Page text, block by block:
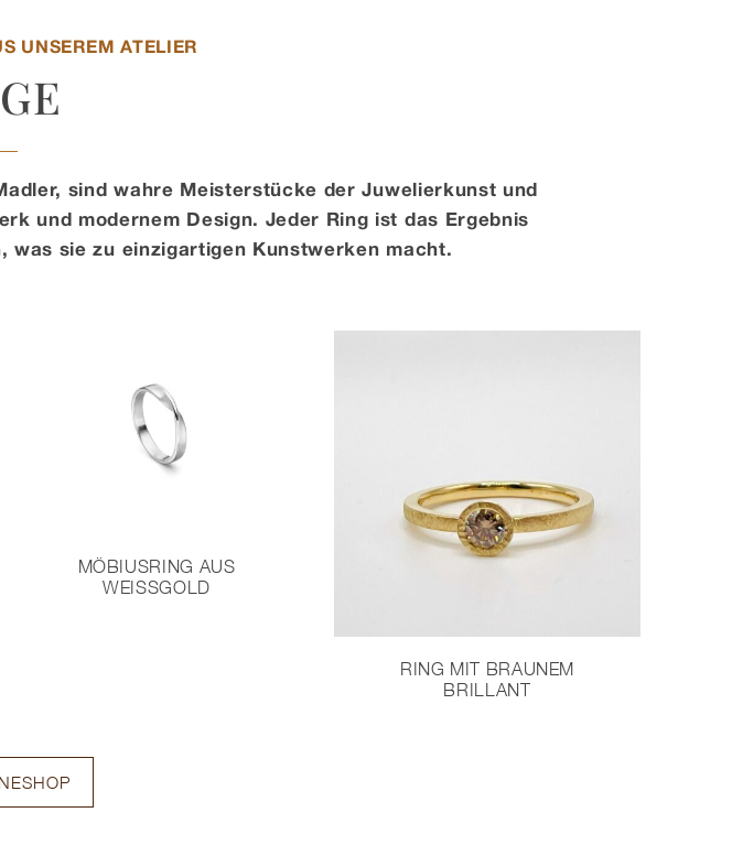
UNSEREM ATELIER
sind wahre Meisterstücke der Juwelierkunst und
und modernem Design. Jeder Ring ist das Ergebnis
sie zu einzigartigen Kunstwerken macht.
MÖBIUSRING AUS
WEISSGOLD
RING MIT BRAUNEM
BRILLANT